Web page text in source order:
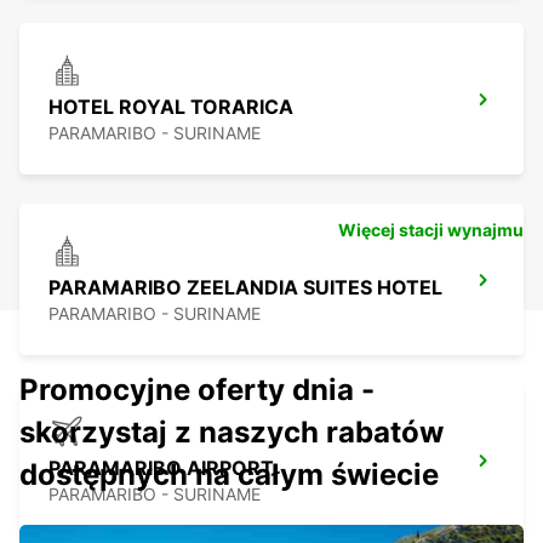
HOTEL ROYAL TORARICA
PARAMARIBO - SURINAME
PARAMARIBO ZEELANDIA SUITES HOTEL
PARAMARIBO - SURINAME
PARAMARIBO AIRPORT
PARAMARIBO - SURINAME
Więcej stacji wynajmu
Promocyjne oferty dnia -
skorzystaj z naszych rabatów
dostępnych na całym świecie